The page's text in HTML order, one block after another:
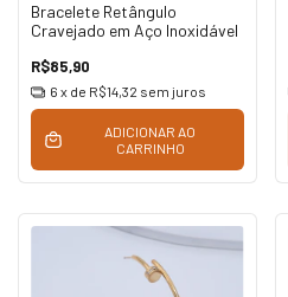
Bracelete Retângulo
Cravejado em Aço Inoxidável
R$85,90
6 x de R$14,32 sem juros
ADICIONAR AO
CARRINHO